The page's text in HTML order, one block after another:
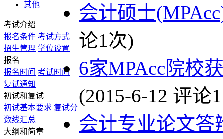
其他
考试介绍
报名条件 考试方式
招生管理 学位设置
报名
报名时间 考试时间
复试通知
初试和复试
初试基本要求 复试分
数线汇总
大纲和简章
会计硕士
论1次)
6家MPAcc院校
(2015-6-12 评论
会计专业论文